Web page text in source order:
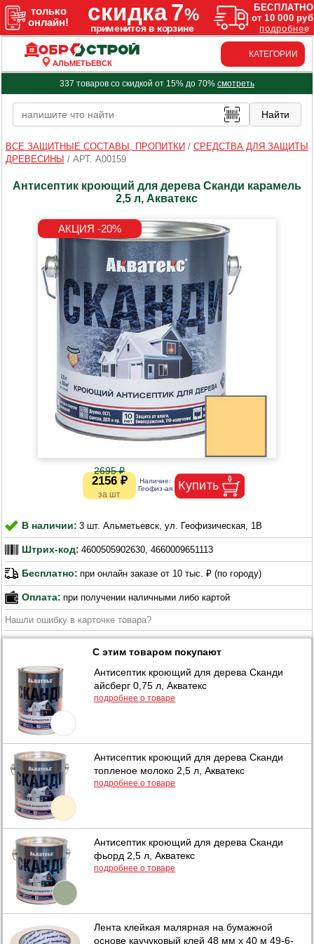
АЛЬМЕТЬЕВСК
КАТЕГОРИИ
337 товаров со скидкой от 15% до 70% смотреть
ВСЕ ЗАЩИТНЫЕ СОСТАВЫ, ПРОПИТКИ / СРЕДСТВА ДЛЯ ЗАЩИТЫ
ДРЕВЕСИНЫ / АРТ. A00159
Антисептик кроющий для дерева Сканди карамель
2,5 л, Акватекс
2156 ₽
2695 ₽
В наличии: 3 шт. Альметьевск, ул. Геофизическая, 1В
Штрих-код: 4600505902630, 4660009651113
Бесплатно: при онлайн заказе от 10 тыс. ₽ (по городу)
Оплата: при получении наличными либо картой
Нашли ошибку в карточке товара?
С этим товаром покупают
Антисептик кроющий для дерева Сканди
айсберг 0,75 л, Акватекс
подробнее о товаре
Антисептик кроющий для дерева Сканди
топленое молоко 2,5 л, Акватекс
подробнее о товаре
Антисептик кроющий для дерева Сканди
фьорд 2,5 л, Акватекс
подробнее о товаре
Лента клейкая малярная на бумажной
основе каучуковый клей 48 мм х 40 м 49-6-